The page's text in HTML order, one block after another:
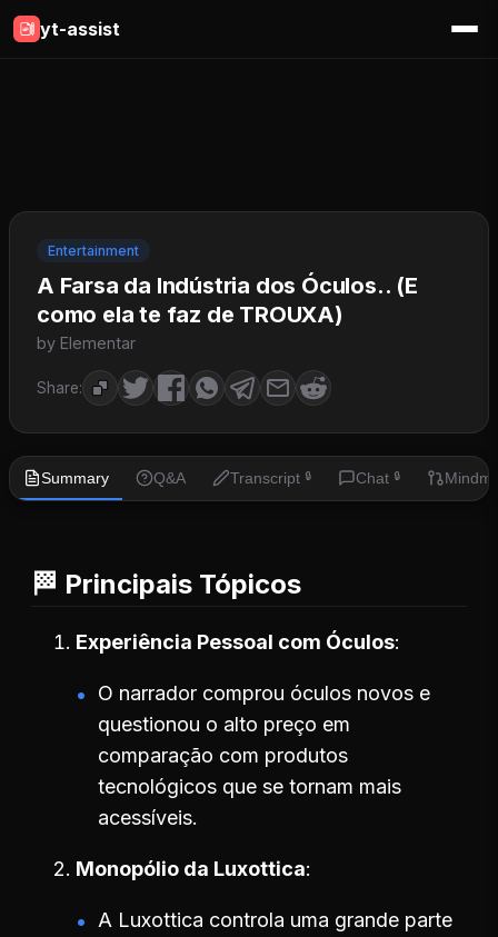
yt-assist
Entertainment
A Farsa da Indústria dos Óculos.. (E
como ela te faz de TROUXA)
by Elementar
Share:
Summary Q&A Transcript 🔒 Chat 🔒
🏁 Principais Tópicos
Experiência Pessoal com Óculos
O narrador comprou óculos novos e
questionou o alto preço em
comparação com produtos
tecnológicos que se tornam mais
acessíveis.
Monopólio da Luxottica
A Luxottica controla uma grande parte